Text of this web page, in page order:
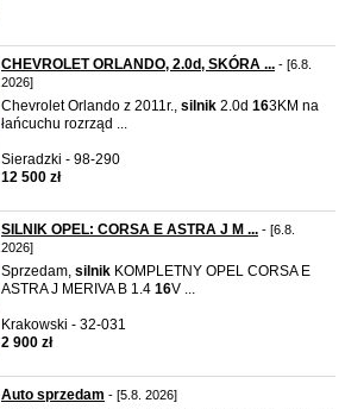
CHEVROLET ORLANDO, 2.0d, SKÓRA ... - [6.8.
2026]
Chevrolet Orlando z 2011r., silnik 2.0d 163KM na
łańcuchu rozrząd ...
Sieradzki - 98-290
12 500 zł
SILNIK OPEL: CORSA E ASTRA J M ... - [6.8.
2026]
Sprzedam, silnik KOMPLETNY OPEL CORSA E
ASTRA J MERIVA B 1.4 16V ...
Krakowski - 32-031
2 900 zł
Auto sprzedam - [5.8. 2026]